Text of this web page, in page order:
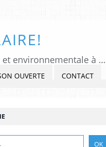
Tous Montreuil, un regard indépendant et critique sur l'actualité politique, citoyenne et environnementale à Montreuil sous Bois, Seine-Saint-Denis. Veiller, Lancer l'alerte, commenter et critiquer l'exercice du pouvoir, s'impliquer dans la Cité, au présent et au futur!
OUVERTE CONTACT